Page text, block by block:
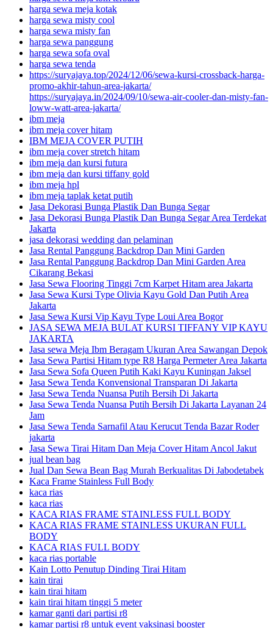
harga sewa meja kotak
harga sewa misty cool
harga sewa misty fan
harga sewa panggung
harga sewa sofa oval
harga sewa tenda
https://suryajaya.top/2024/12/06/sewa-kursi-crossback-harga-
promo-akhir-tahun-area-jakarta/
https://suryajaya.in/2024/09/10/sewa-air-cooler-dan-misty-fan-
loww-watt-area-jakarta/
ibm meja
ibm meja cover hitam
IBM MEJA COVER PUTIH
ibm meja cover stretch hitam
ibm meja dan kursi futura
ibm meja dan kursi tiffany gold
ibm meja hpl
ibm meja taplak ketat putih
Jasa Dekorasi Bunga Plastik Dan Bunga Segar
Jasa Dekorasi Bunga Plastik Dan Bunga Segar Area Terdekat
Jakarta
jasa dekorasi wedding dan pelaminan
Jasa Rental Panggung Backdrop Dan Mini Garden
Jasa Rental Panggung Backdrop Dan Mini Garden Area
Cikarang Bekasi
Jasa Sewa Flooring Tinggi 7cm Karpet Hitam area Jakarta
Jasa Sewa Kursi Type Olivia Kayu Gold Dan Putih Area
Jakarta
Jasa Sewa Kursi Vip Kayu Type Loui Area Bogor
JASA SEWA MEJA BULAT KURSI TIFFANY VIP KAYU
JAKARTA
Jasa sewa Meja Ibm Beragam Ukuran Area Sawangan Depok
Jasa Sewa Partisi Hitam type R8 Harga Permeter Area Jakarta
Jasa Sewa Sofa Queen Putih Kaki Kayu Kuningan Jaksel
Jasa Sewa Tenda Konvensional Transparan Di Jakarta
Jasa Sewa Tenda Nuansa Putih Bersih Di Jakarta
Jasa Sewa Tenda Nuansa Putih Bersih Di Jakarta Layanan 24
Jam
Jasa Sewa Tenda Sarnafil Atau Kerucut Tenda Bazar Roder
jakarta
Jasa Sewa Tirai Hitam Dan Meja Cover Hitam Ancol Jakut
jual bean bag
Jual Dan Sewa Bean Bag Murah Berkualitas Di Jabodetabek
Kaca Frame Stainless Full Body
kaca rias
kaca rias
KACA RIAS FRAME STAINLESS FULL BODY
KACA RIAS FRAME STAINLESS UKURAN FULL
BODY
KACA RIAS FULL BODY
kaca rias portable
Kain Lotto Penutup Dinding Tirai Hitam
kain tirai
kain tirai hitam
kain tirai hitam tinggi 5 meter
kamar ganti dari partisi r8
kamar partisi r8 untuk event vaksinasi booster